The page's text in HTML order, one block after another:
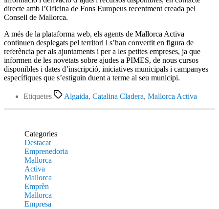
directe amb l’Oficina de Fons Europeus recentment creada pel
Consell de Mallorca.
A més de la plataforma web, els agents de Mallorca Activa
continuen desplegats pel territori i s’han convertit en figura de
referència per als ajuntaments i per a les petites empreses, ja que
informen de les novetats sobre ajudes a PIMES, de nous cursos
disponibles i dates d’inscripció, iniciatives municipals i campanyes
específiques que s’estiguin duent a terme al seu municipi.
Etiquetes Algaida, Catalina Cladera, Mallorca Activa
Categories
Destacat
Emprenedoria
Mallorca
Activa
Mallorca
Emprèn
Mallorca
Empresa